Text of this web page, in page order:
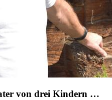
von drei Kindern …